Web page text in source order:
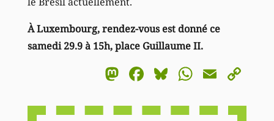
À Luxembourg, rendez-vous est donné ce
samedi 29.9 à 15h, place Guillaume II.
Mastodon
Facebook
BlueskyEmail